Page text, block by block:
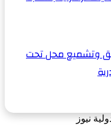
وتشميع محل تحت
نيوز